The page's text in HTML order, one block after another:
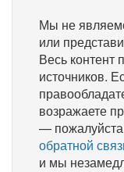
Мы не
или
Весь контент
источников.
возражаете
—
обратной
и мы